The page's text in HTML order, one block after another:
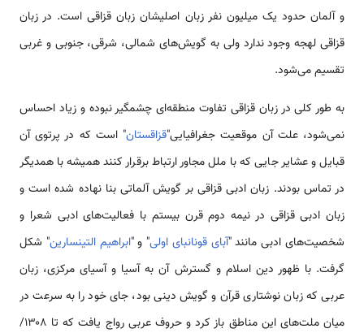
و آلمان حدود یک میلیون نفر زبان اصلیشان زبان قزاقی است. در زبان
قزاقی لهجه وجود ندارد ولی به گویش‌های شمالی، شرقی، جنوبی و غربی
تقسیم می‌شود.
به طور کلی در زبان قزاقی تفاوت منطقه‌ای چشمگیر نبوده و زیاد احساس
نمی‌شود، علت آن موقعیت جغرافیایی"قزاقستان" است که در پرتوی آن
قبایل و عشایر جایی که با ملل مجاور ارتباط برقرار کنند همیشه با همدیگر
در تماس بودند. زبان ادبی قزاقی بر گویش آلماتی بنا نهاده شده است و
زبان ادبی قزاقی در نیمه دوم قرن بیستم با فعالیت‌های ادبی شعرا و
شخصیت‌های ادبی مانند "آبای قونانبای اولی" و "ابراهیم التینسارین" شکل
گرفت. با ظهور دین اسلام و گسترش آن به آسیا و آسیای مرکزی، زبان
عربی که زبان نوشتاری قرآن و گویش دینی بود، جای خود را به سرعت در
میان ملت‌های این مناطق باز کرد و حروف عربی رواج یافت که تا ۱۳۰۸/